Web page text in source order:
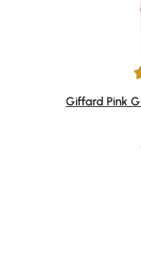
Durchschnittliche
Giffard Pink